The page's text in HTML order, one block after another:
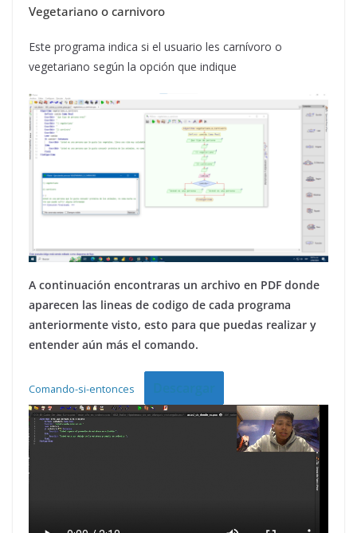
Vegetariano o carnivoro
Este programa indica si el usuario les carnívoro o
vegetariano según la opción que indique
A continuación encontraras un archivo en PDF donde
aparecen las lineas de codigo de cada programa
anteriormente visto, esto para que puedas realizar y
entender aún más el comando.
Comando-si-entonces